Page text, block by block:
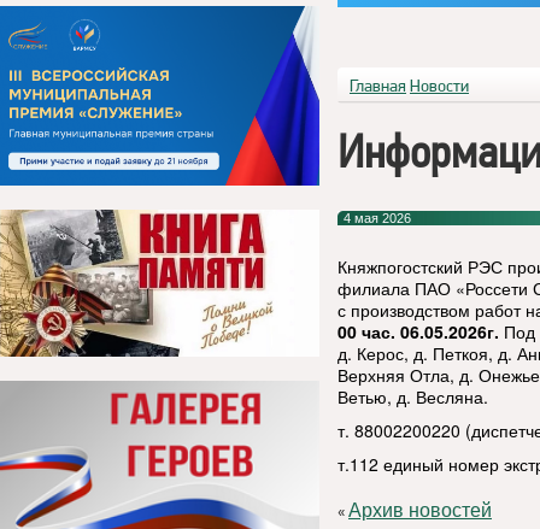
Главная Новости
4 мая 2026
Княжпогостский РЭС
филиала ПАО «Россети
с производством работ
00 час. 06.05.2026г. Под
д. Керос, д. Петкоя, д.
Верхняя Отла, д.
Ветью, д. Весляна.
т. 88002200220
т.112 единый номер
«Архив новостей